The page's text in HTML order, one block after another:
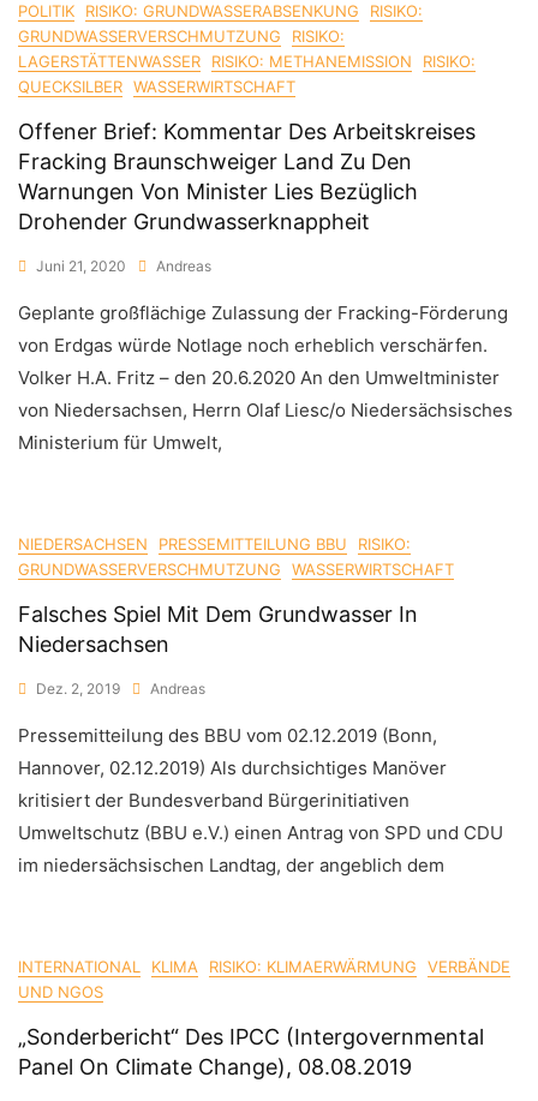
POLITIK
RISIKO: GRUNDWASSERABSENKUNG
RISIKO:
GRUNDWASSERVERSCHMUTZUNG
RISIKO:
LAGERSTÄTTENWASSER
RISIKO: METHANEMISSION
RISIKO:
QUECKSILBER WASSERWIRTSCHAFT
Offener Brief: Kommentar Des Arbeitskreises
Fracking Braunschweiger Land Zu Den
Warnungen Von Minister Lies Bezüglich
Drohender Grundwasserknappheit
Juni 21, 2020 Andreas
Geplante großflächige Zulassung der Fracking-Förderung
von Erdgas würde Notlage noch erheblich verschärfen.
Volker H.A. Fritz – den 20.6.2020 An den Umweltminister
von Niedersachsen, Herrn Olaf Liesc/o Niedersächsisches
Ministerium für Umwelt,
NIEDERSACHSEN PRESSEMITTEILUNG BBU
RISIKO:
GRUNDWASSERVERSCHMUTZUNG
WASSERWIRTSCHAFT
Falsches Spiel Mit Dem Grundwasser In
Niedersachsen
Dez. 2, 2019 Andreas
Pressemitteilung des BBU vom 02.12.2019 (Bonn,
Hannover, 02.12.2019) Als durchsichtiges Manöver
kritisiert der Bundesverband Bürgerinitiativen
Umweltschutz (BBU e.V.) einen Antrag von SPD und CDU
im niedersächsischen Landtag, der angeblich dem
INTERNATIONAL KLIMA RISIKO: KLIMAERWÄRMUNG
VERBÄNDE
UND NGOS
„Sonderbericht“ Des IPCC (Intergovernmental
Panel On Climate Change), 08.08.2019